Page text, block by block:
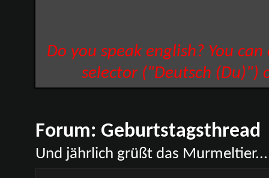
Do you speak english? You
selector ("Deutsch (Du)")
Forum: Geburtstagsthread
Und jährlich grüßt das Murmeltier...